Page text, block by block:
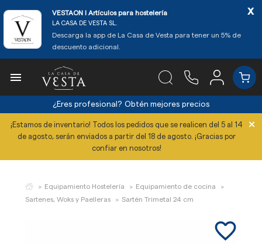
VESTAON l Artículos para hostelería
LA CASA DE VESTA SL.
Descarga la app de La Casa de Vesta para tener un 5% de
descuento adicional.
x

¿Eres profesional? Obtén mejores precios
¡Estamos de inventario! Todos los pedidos que se realicen del 5 al 14
de agosto, serán enviados a partir del 18 de agosto. ¡Gracias por
confiar en nosotros!
×
Equipamiento Hostelería
Equipamiento de cocina
Sartenes, Woks y Paelleras
Sartén Trimetal 24 cm
favorite_border